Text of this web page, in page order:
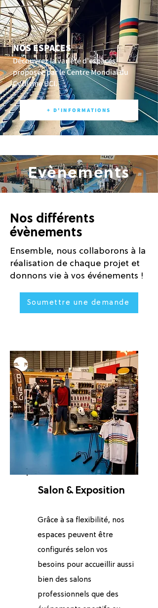
NOS ESPACES
Découvrez la variété d'espaces
proposée par le Centre Mondial du
Cyclisme UCI.
+ D'INFORMATIONS
Evènements
Nos différents
évènements
Ensemble, nous collaborons à la
réalisation de chaque projet et
donnons vie à vos événements !
Soumettre une demande
Salon & Exposition
Grâce à sa flexibilité, nos
espaces peuvent être
configurés selon vos
besoins pour accueillir aussi
bien des salons
professionnels que des